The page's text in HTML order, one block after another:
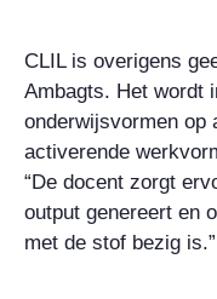
CLIL is overigens
Ambagts. Het wordt
onderwijsvormen op
activerende
“De docent zorgt
output genereert en
met de stof bezig is.”